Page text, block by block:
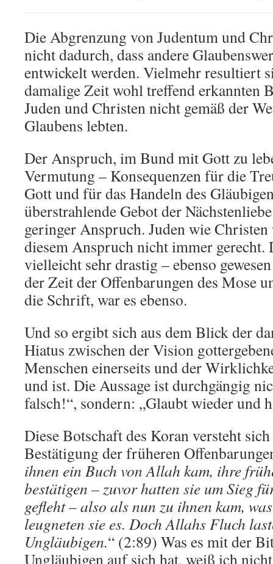
Die Abgrenzung von Judentum und
nicht dadurch, dass andere
entwickelt werden. Vielmehr resultiert
damalige Zeit wohl treffend erkannten
Juden und Christen nicht gemäß der
Glaubens lebten.
Der Anspruch, im Bund mit Gott zu
Vermutung – Konsequenzen für die
Gott und für das Handeln des
überstrahlende Gebot der
geringer Anspruch. Juden wie
diesem Anspruch nicht immer gerecht.
vielleicht sehr drastig – ebenso
der Zeit der Offenbarungen des Mose
die Schrift, war es ebenso.
Und so ergibt sich aus dem Blick der
Hiatus zwischen der Vision
Menschen einerseits und der
und ist. Die Aussage ist durchgängig
falsch!“, sondern: „Glaubt wieder und
Diese Botschaft des Koran versteht
Bestätigung der früheren
ihnen ein Buch von Allah kam, ihre
bestätigen – zuvor hatten sie um Sieg
gefleht – also als nun zu ihnen kam,
leugneten sie es. Doch Allahs Fluch
Ungläubigen.“ (2:89) Was es mit der
Ungläubigen auf sich hat, weiß ich